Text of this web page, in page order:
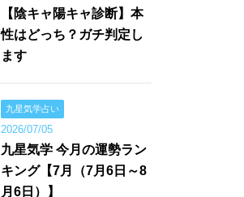
【陰キャ陽キャ診断】本
性はどっち？ガチ判定し
ます
九星気学占い
2026/07/05
九星気学 今月の運勢ラン
キング【7月（7月6日～8
月6日）】